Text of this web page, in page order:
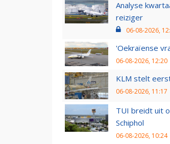
Analyse
reiziger
06-08-2026,
'Oekraïense
06-08-2026, 12:20
KLM stelt
06-08-2026, 11:17
TUI breidt uit
Schiphol
06-08-2026, 10:24